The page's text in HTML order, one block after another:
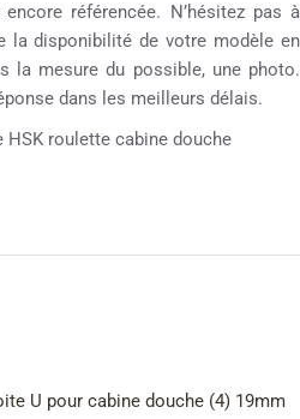
référencée. N’hésitez pas à
la disponibilité de votre modèle en
la mesure du possible, une photo.
dans les meilleurs délais.
roulette cabine douche
U pour cabine douche (4) 19mm